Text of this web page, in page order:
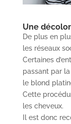
Une
De plus en
les réseaux
Certaines
passant par
le blond
Cette
les cheveux.
Il est donc